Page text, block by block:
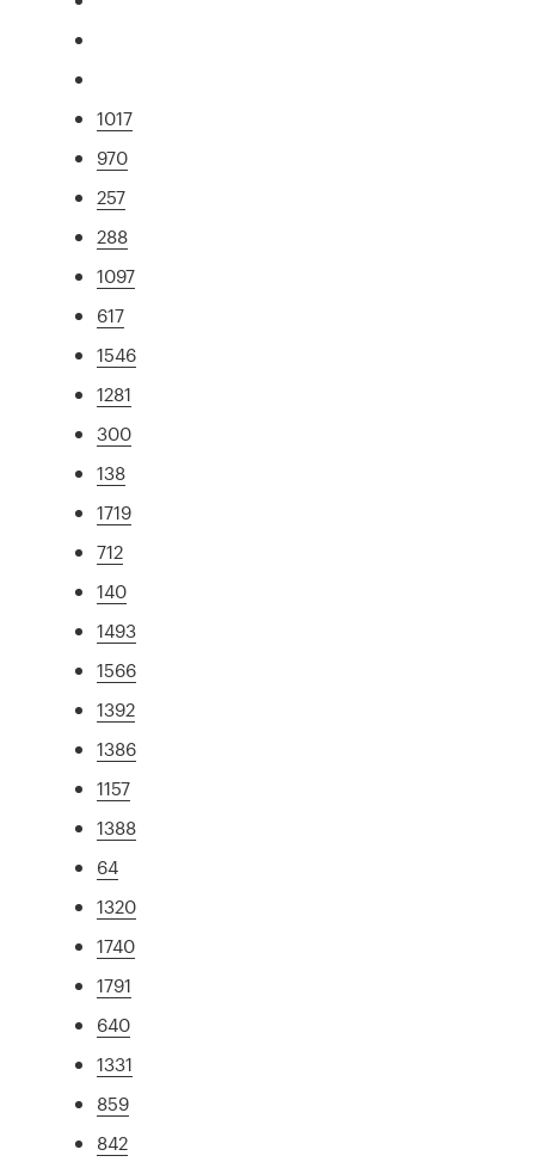
1017
970
257
288
1097
617
1546
1281
300
138
1719
712
140
1493
1566
1392
1386
1157
1388
64
1320
1740
1791
640
1331
859
842